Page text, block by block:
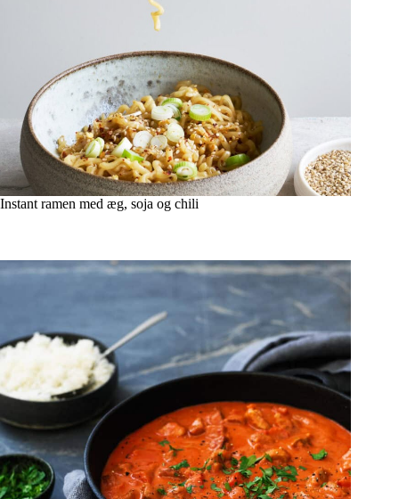
Instant ramen med æg, soja og chili